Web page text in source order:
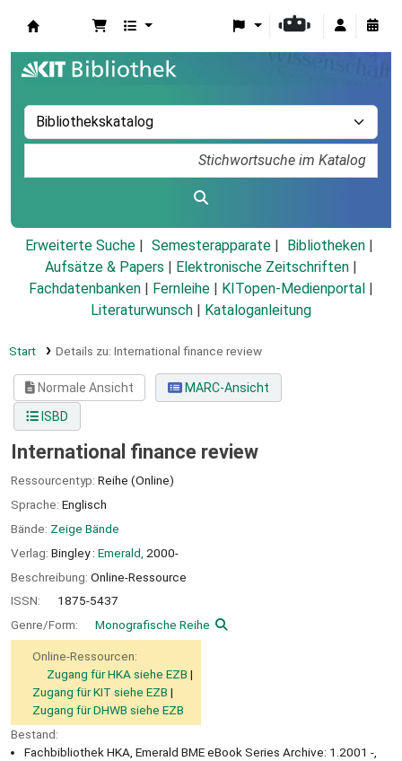
Erweiterte Suche Semesterapparate
Bibliotheken
Aufsätze & Papers
Elektronische Zeitschriften
Fachdatenbanken
Fernleihe KITopen-Medienportal
Literaturwunsch
Kataloganleitung
Start Details zu: International finance review
Normale Ansicht
MARC-Ansicht
ISBD
International finance review
Ressourcentyp: Reihe (Online)
Sprache: Englisch
Bände: Zeige Bände
Verlag: Bingley : Emerald, 2000-
Beschreibung: Online-Ressource
ISSN:
1875-5437
Genre/Form:
Monografische Reihe
Online-Ressourcen:
Zugang für HKA siehe EZB
Zugang für KIT siehe EZB
Zugang für DHWB siehe EZB
Bestand:
Fachbibliothek HKA, Emerald BME eBook Series Archive: 1.2001 -,